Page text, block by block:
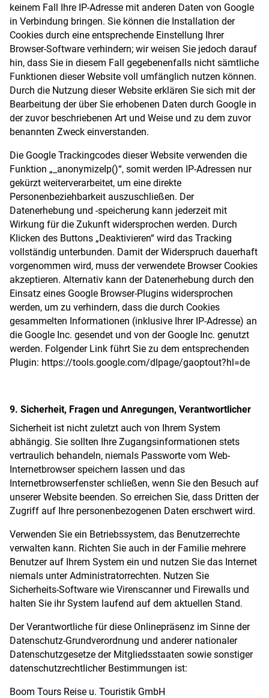
keinem Fall Ihre IP-Adresse mit anderen Daten von Google
in Verbindung bringen. Sie können die Installation der
Cookies durch eine entsprechende Einstellung Ihrer
Browser-Software verhindern; wir weisen Sie jedoch darauf
hin, dass Sie in diesem Fall gegebenenfalls nicht sämtliche
Funktionen dieser Website voll umfänglich nutzen können.
Durch die Nutzung dieser Website erklären Sie sich mit der
Bearbeitung der über Sie erhobenen Daten durch Google in
der zuvor beschriebenen Art und Weise und zu dem zuvor
benannten Zweck einverstanden.
Die Google Trackingcodes dieser Website verwenden die
Funktion „_anonymizeIp()“, somit werden IP-Adressen nur
gekürzt weiterverarbeitet, um eine direkte
Personenbeziehbarkeit auszuschließen. Der
Datenerhebung und -speicherung kann jederzeit mit
Wirkung für die Zukunft widersprochen werden. Durch
Klicken des Buttons „Deaktivieren“ wird das Tracking
vollständig unterbunden. Damit der Widerspruch dauerhaft
vorgenommen wird, muss der verwendete Browser Cookies
akzeptieren. Alternativ kann der Datenerhebung durch den
Einsatz eines Google Browser-Plugins widersprochen
werden, um zu verhindern, dass die durch Cookies
gesammelten Informationen (inklusive Ihrer IP-Adresse) an
die Google Inc. gesendet und von der Google Inc. genutzt
werden. Folgender Link führt Sie zu dem entsprechenden
Plugin: https://tools.google.com/dlpage/gaoptout?hl=de
9. Sicherheit, Fragen und Anregungen, Verantwortlicher
Sicherheit ist nicht zuletzt auch von Ihrem System
abhängig. Sie sollten Ihre Zugangsinformationen stets
vertraulich behandeln, niemals Passworte vom Web-
Internetbrowser speichern lassen und das
Internetbrowserfenster schließen, wenn Sie den Besuch auf
unserer Website beenden. So erreichen Sie, dass Dritten der
Zugriff auf Ihre personenbezogenen Daten erschwert wird.
Verwenden Sie ein Betriebssystem, das Benutzerrechte
verwalten kann. Richten Sie auch in der Familie mehrere
Benutzer auf Ihrem System ein und nutzen Sie das Internet
niemals unter Administratorrechten. Nutzen Sie
Sicherheits-Software wie Virenscanner und Firewalls und
halten Sie ihr System laufend auf dem aktuellen Stand.
Der Verantwortliche für diese Onlinepräsenz im Sinne der
Datenschutz-Grundverordnung und anderer nationaler
Datenschutzgesetze der Mitgliedsstaaten sowie sonstiger
datenschutzrechtlicher Bestimmungen ist:
Boom Tours Reise u. Touristik GmbH